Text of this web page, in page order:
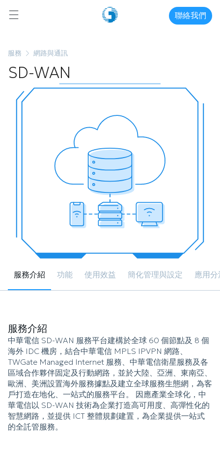
聯絡我們
服務 網路與通訊
SD-WAN
服務介紹 功能 使用效益 簡化管理與設定 應用
服務介紹
中華電信 SD-WAN 服務平台建構於全球 60 個節點及 8 個
海外 IDC 機房，結合中華電信 MPLS IPVPN 網路、
TWGate Managed Internet 服務、中華電信衛星服務及各
區域合作夥伴固定及行動網路，並於大陸、亞洲、東南亞、
歐洲、美洲設置海外服務據點及建立全球服務生態網，為客
戶打造在地化、一站式的服務平台。 因應產業全球化，中
華電信以 SD-WAN 技術為企業打造高可用度、高彈性化的
智慧網路，並提供 ICT 整體規劃建置，為企業提供一站式
的全託管服務。